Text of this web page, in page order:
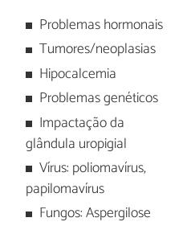
Problemas hormonais
Tumores/neoplasias
Hipocalcemia
Problemas genéticos
Impactação da
glândula uropigial
Vírus: poliomavírus,
papilomavírus
Fungos: Aspergilose